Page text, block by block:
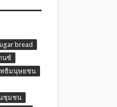
bread
นซ์
ธิมนุษยชน
นชุมชน